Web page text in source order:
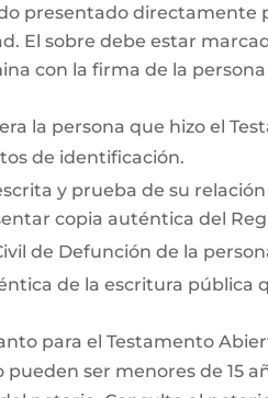
presentado directamente
El sobre debe estar
con la firma de la
la persona que hizo el
de identificación.
y prueba de su
copia auténtica del
de Defunción de la
de la escritura pública
para el Testamento
ser menores de 15